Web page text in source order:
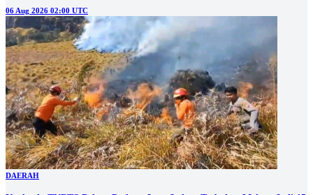
06 Aug 2026 02:00 UTC
DAERAH